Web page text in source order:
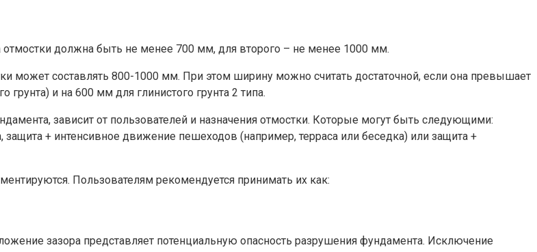
должна быть не менее 700 мм, для второго – не менее 1000 мм.
может составлять 800-1000 мм. При этом ширину можно считать достаточной, если она превышает
и на 600 мм для глинистого грунта 2 типа.
зависит от пользователей и назначения отмостки. Которые могут быть следующими:
+ интенсивное движение пешеходов (например, терраса или беседка) или защита +
Пользователям рекомендуется принимать их как:
зазора представляет потенциальную опасность разрушения фундамента. Исключение